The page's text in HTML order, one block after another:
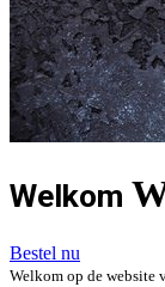
Welkom
Bestel nu
Welkom op de website